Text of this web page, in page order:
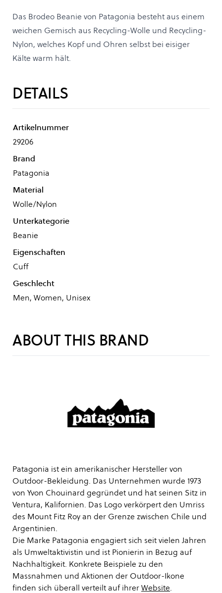
Das Brodeo Beanie von Patagonia besteht aus einem
weichen Gemisch aus Recycling-Wolle und Recycling-
Nylon, welches Kopf und Ohren selbst bei eisiger
Kälte warm hält.
DETAILS
Artikelnummer
29206
Brand
Patagonia
Material
Wolle/Nylon
Unterkategorie
Beanie
Eigenschaften
Cuff
Geschlecht
Men, Women, Unisex
ABOUT THIS BRAND
Patagonia ist ein amerikanischer Hersteller von
Outdoor-Bekleidung. Das Unternehmen wurde 1973
von Yvon Chouinard gegründet und hat seinen Sitz in
Ventura, Kalifornien. Das Logo verkörpert den Umriss
des Mount Fitz Roy an der Grenze zwischen Chile und
Argentinien.
Die Marke Patagonia engagiert sich seit vielen Jahren
als Umweltaktivistin und ist Pionierin in Bezug auf
Nachhaltigkeit. Konkrete Beispiele zu den
Massnahmen und Aktionen der Outdoor-Ikone
finden sich überall verteilt auf ihrerWebsite.